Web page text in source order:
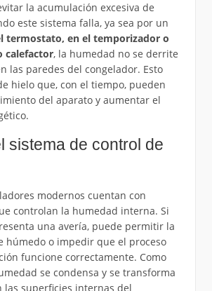
la acumulación excesiva de
este sistema falla, ya sea por un
termostato, en el temporizador o
calefactor, la humedad no se derrite
las paredes del congelador. Esto
hielo que, con el tiempo, pueden
del aparato y aumentar el
sistema de control de
modernos cuentan con
controlan la humedad interna. Si
una avería, puede permitir la
húmedo o impedir que el proceso
funcione correctamente. Como
se condensa y se transforma
las superficies internas del